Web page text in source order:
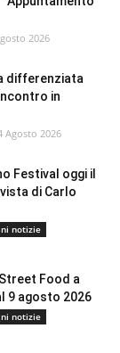
2026
differenziata
in
Agosto 2026
Festival oggi il
di Carlo
notizie
Food a
9 agosto 2026
notizie